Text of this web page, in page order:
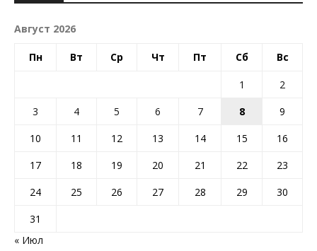
Август 2026
Пн Вт Ср Чт Пт Сб Вс
1
2
3
4 5 6 7 8
9
10
11 12 13 14 15
16
17
18 19 20 21 22
23
24
25 26 27 28 29
30
31
« Июл